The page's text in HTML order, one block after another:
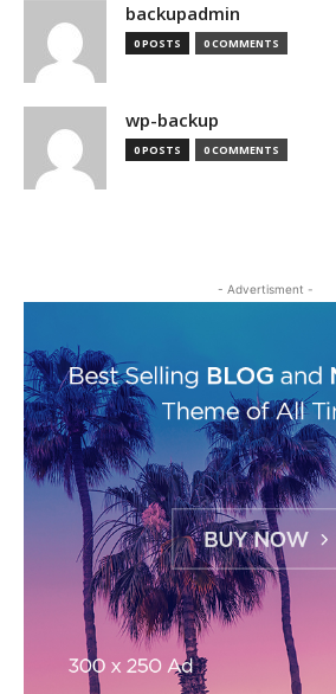
backupadmin
0 POSTS 0 COMMENTS
wp-backup
0 POSTS 0 COMMENTS
- Advertisment -